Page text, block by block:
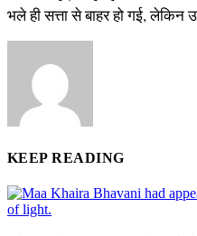
भले ही सत्ता से बाहर हो गई,
KEEP READING